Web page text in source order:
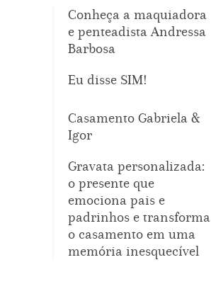
Conheça a maquiadora
e penteadista Andressa
Barbosa
Eu disse SIM!
Casamento Gabriela &
Igor
Gravata personalizada:
o presente que
emociona pais e
padrinhos e transforma
o casamento em uma
memória inesquecível